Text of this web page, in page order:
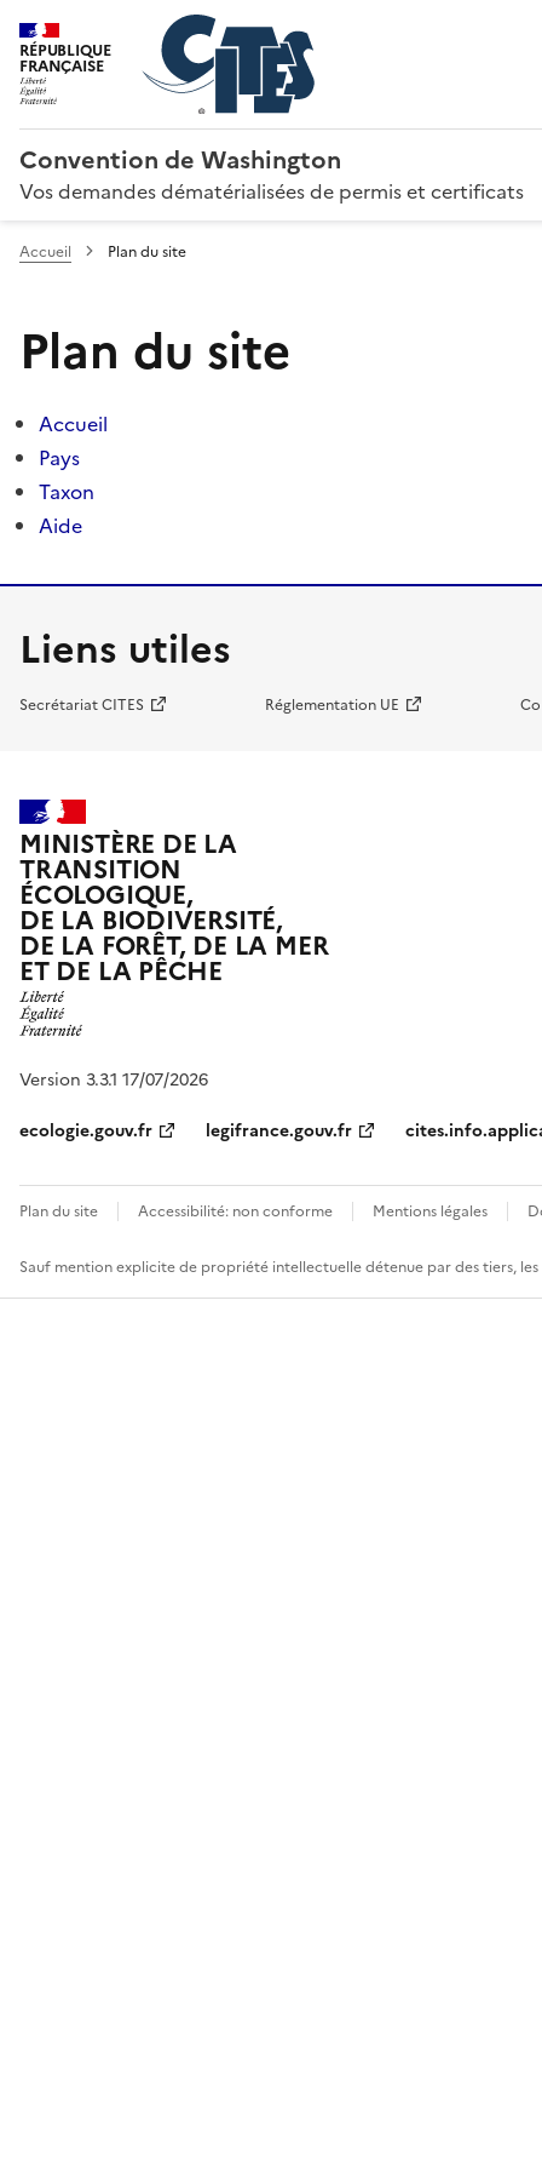
RÉPUBLIQUE
FRANÇAISE
Convention de Washington
Vos demandes dématérialisées de permis et certificats
Accueil Plan du site
Plan du site
Accueil
Pays
Taxon
Aide
Liens utiles
Secrétariat CITES Réglementation UE
MINISTÈRE DE LA
TRANSITION
ÉCOLOGIQUE,
DE LA BIODIVERSITÉ,
DE LA FORÊT, DE LA MER
ET DE LA PÊCHE
Version 3.3.1 17/07/2026
ecologie.gouv.fr
legifrance.gouv.fr
Plan du site Accessibilité: non conforme Mentions légales
Sauf mention explicite de propriété intellectuelle détenue par des tiers,